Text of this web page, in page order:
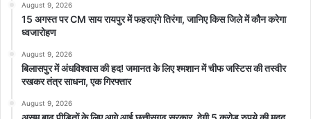
August 9, 2026
15 अगस्त पर CM साय रायपुर में फहराएंगे तिरंगा, जानिए किस जिले में कौन करेगा
ध्वजारोहण
August 9, 2026
बिलासपुर में अंधविश्वास की हद! जमानत के लिए श्मशान में चीफ जस्टिस की तस्वीर
रखकर तंत्र साधना, एक गिरफ्तार
August 9, 2026